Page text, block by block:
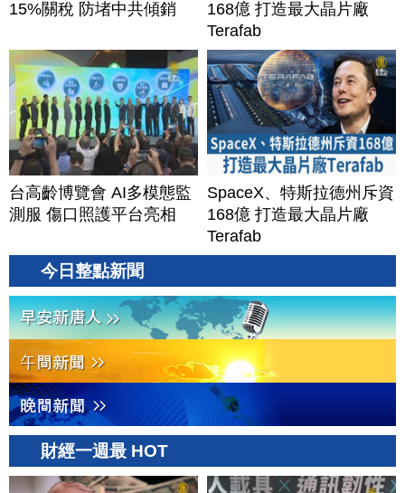
15%關稅 防堵中共傾銷
168億 打造最大晶片廠
Terafab
台高齡博覽會 AI多模態監
測服 傷口照護平台亮相
SpaceX、特斯拉德州斥資
168億 打造最大晶片廠
Terafab
今日整點新聞
財經一週最 HOT